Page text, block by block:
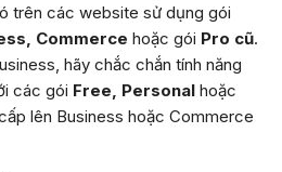
trên các website sử dụng gói
Commerce hoặc gói Pro cũ.
hãy chắc chắn tính năng
các gói Free, Personal hoặc
lên Business hoặc Commerce